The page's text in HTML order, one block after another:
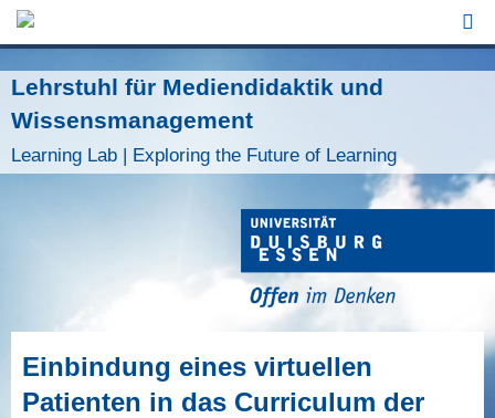
Lehrstuhl für Mediendidaktik und
Wissensmanagement
Learning Lab | Exploring the Future of Learning
Einbindung eines virtuellen
Patienten in das Curriculum der